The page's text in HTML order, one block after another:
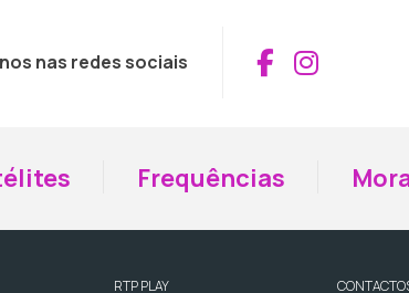
nas redes sociais Aceder
Frequências
RTP PLAY